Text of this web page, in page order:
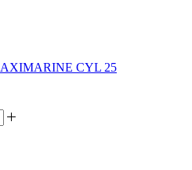
CYL 25